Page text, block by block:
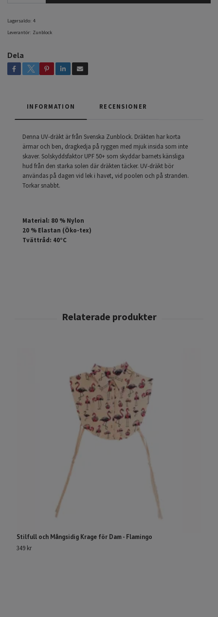
Lagersaldo: 4
Leverantör: Zunblock
Dela
INFORMATION RECENSIONER
Denna UV-dräkt är från Svenska Zunblock. Dräkten har korta
ärmar och ben, dragkedja på ryggen med mjuk insida som inte
skaver. Solskyddsfaktor UPF 50+ som skyddar barnets känsliga
hud från den starka solen där dräkten täcker. UV-dräkt bör
användas på dagen vid lek i havet, vid poolen och på stranden.
Torkar snabbt.
Material: 80 % Nylon
20 % Elastan (Öko-tex)
Tvättråd: 40°C
Stilfull och Mångsidig Krage för Dam - Flamingo
349 kr